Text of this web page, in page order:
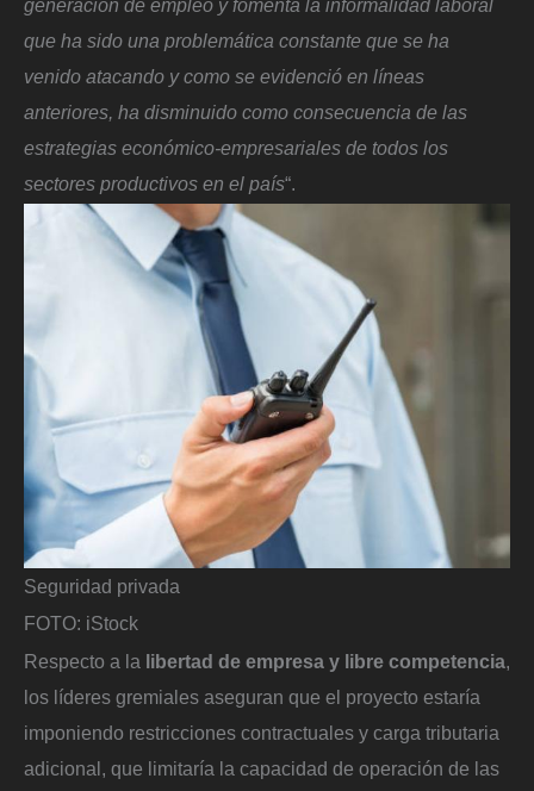
generación de empleo y fomenta la informalidad laboral
que ha sido una problemática constante que se ha
venido atacando y como se evidenció en líneas
anteriores, ha disminuido como consecuencia de las
estrategias económico-empresariales de todos los
sectores productivos en el país“.
Seguridad privada
FOTO: iStock
Respecto a la libertad de empresa y libre competencia,
los líderes gremiales aseguran que el proyecto estaría
imponiendo restricciones contractuales y carga tributaria
adicional, que limitaría la capacidad de operación de las